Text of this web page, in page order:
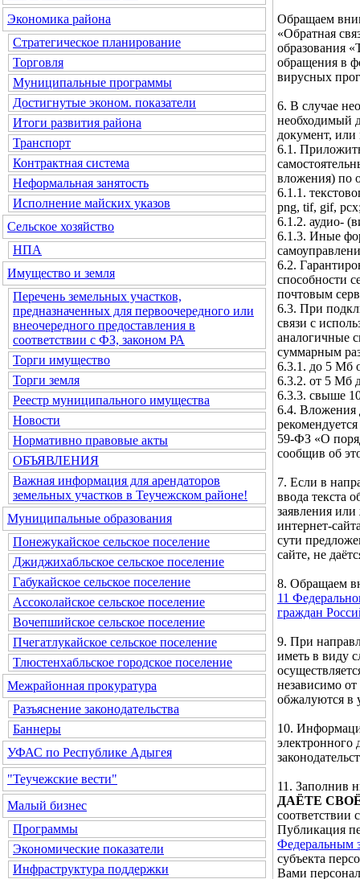
Экономика района
Стратегическое планирование
Торговля
Муниципальные программы
Достигнутые эконом. показатели
Итоги развития района
Транспорт
Контрактная система
Неформальная занятость
Исполнение майских указов
Сельское хозяйство
НПА
Имущество и земля
Перечень земельных участков,
предназначенных для первоочередного или
внеочередного предоставления в
соответствии с ФЗ, законом РА
Торги имущество
Торги земля
Реестр муниципального имущества
Новости
Нормативно правовые акты
ОБЪЯВЛЕНИЯ
Важная информация для арендаторов
земельных участков в Теучежском районе!
Муниципальные образования
Понежукайское сельское поселение
Джиджихабльское сельское поселение
Габукайское сельское поселение
Ассоколайское сельское поселение
Вочепшийское сельское поселение
Пчегатлукайское сельское поселение
Тлюстенхабльское городское поселение
Межрайонная прокуратура
Разъяснение законодательства
Баннеры
УФАС по Республике Адыгея
"Теучежские вести"
Малый бизнес
Программы
Экономические показатели
Инфраструктура поддержки
Обращаем
«Обратная
образования
обращения в
вирусных
6. В случае
необходимый
документ,
6.1.
вложения) по
6.1.1.
png, tif, gif,
6.1.2. аудио-
6.1.3. Иные
6.2.
способности
почтовым
6.3. При
связи с
аналогичные
суммарным
6.3.1. до 5 Мб
6.3.2. от 5 Мб
6.3.3. свыше
6.4. Вложения
59-ФЗ «О
сообщив об
7. Если в
ввода текста
заявления
интернет-
сути
сайте, не
8. Обращаем
11
граждан
9. При
иметь в виду
независимо
обжалуются в
10.
электронного
11. Заполнив
ДАЁТЕ
соответствии
Публикация
Федеральным
субъекта
Вами